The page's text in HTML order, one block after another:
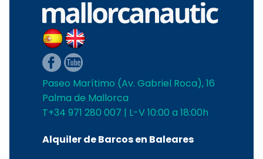
Paseo Marítimo (Av. Gabriel Roca), 16
Palma de Mallorca
T+34 971 280 007 | L-V 10:00 a 18:00h
Alquiler de Barcos en Baleares